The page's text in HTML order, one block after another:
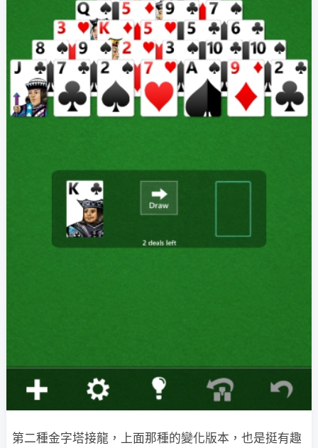
第二種金字塔接龍，上面那種的變化版本，也是挺有趣